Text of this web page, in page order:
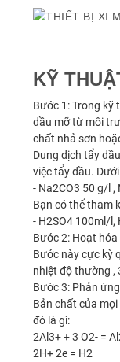
KỸ
Bước 1: Trong kỹ
dầu mỡ từ môi
chất nhả sơn
Dung dịch tẩy
việc tẩy dầu.
- Na2CO3 50 g/l
Bạn có thể tham
- H2SO4 100ml/
Bước 2: Hoạt hóa
Bước này cực kỳ
nhiệt độ thường ,
Bước 3: Phản
Bản chất của
đó là gì:
2Al3+ + 3 O2- =
2H+ 2e = H2